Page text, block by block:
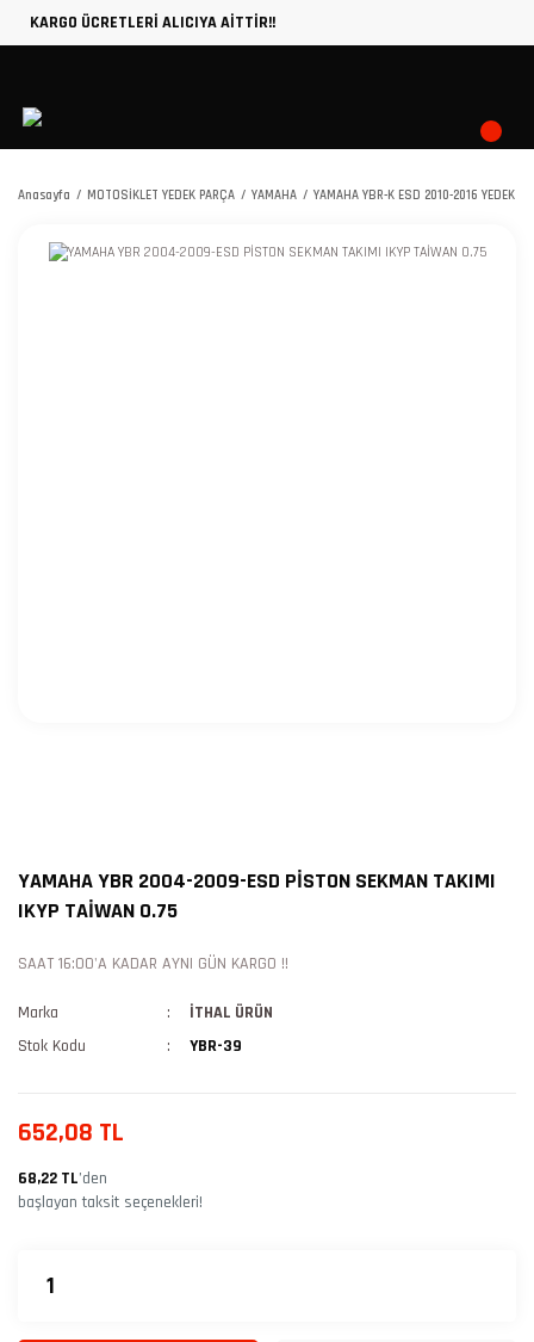
KARGO ÜCRETLERİ ALICIYA AİTTİR!!
Anasayfa MOTOSİKLET YEDEK PARÇA YAMAHA YAMAHA YBR-K ESD 2010-2016 YEDEK
YAMAHA YBR 2004-2009-ESD PİSTON SEKMAN TAKIMI
IKYP TAİWAN 0.75
SAAT 16:00'A KADAR AYNI GÜN KARGO !!
Marka
İTHAL ÜRÜN
Stok Kodu
YBR-39
652,08 TL
68,22 TL’den
başlayan taksit seçenekleri!